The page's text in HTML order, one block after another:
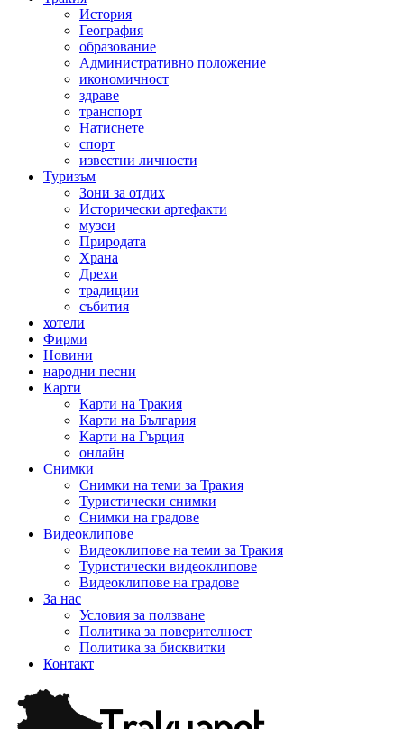
История
География
образование
Административно положение
икономичност
здраве
транспорт
Натиснете
спорт
известни личности
Туризъм
Зони за отдих
Исторически артефакти
музеи
Природата
Храна
Дрехи
традиции
събития
хотели
Фирми
Новини
народни песни
Карти
Карти на Тракия
Карти на България
Карти на Гърция
онлайн
Снимки
Снимки на теми за Тракия
Туристически снимки
Снимки на градове
Видеоклипове
Видеоклипове на теми за Тракия
Туристически видеоклипове
Видеоклипове на градове
За нас
Условия за ползване
Политика за поверителност
Политика за бисквитки
Контакт